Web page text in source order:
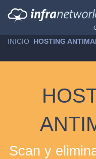
INICIO »HOSTING
Scan y